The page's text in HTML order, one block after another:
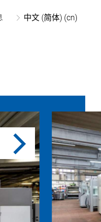
中文 (简体) (cn)